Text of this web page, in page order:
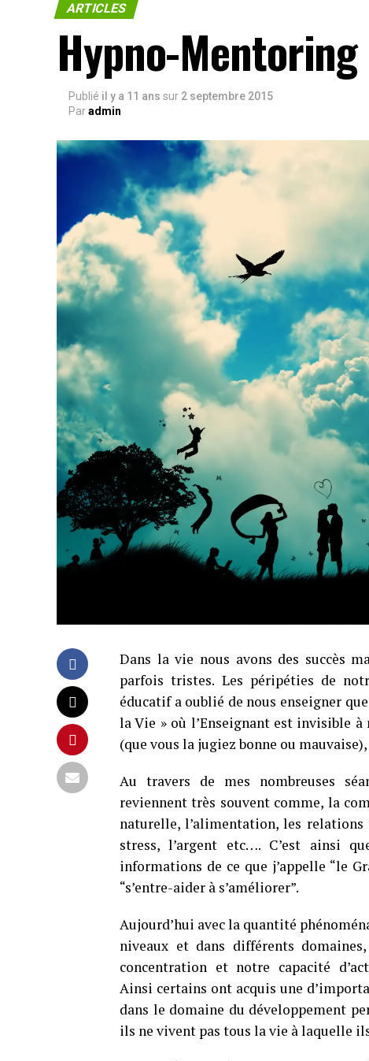
ARTICLES
Hypno-Mentoring
Publié il y a 11 ans sur 2 septembre 2015
Paradmin
Dans la vie nous avons des succès
parfois tristes. Les péripéties de
éducatif a oublié de nous enseigner
la Vie » où l’Enseignant est invisible à
(que vous la jugiez bonne ou
Au travers de mes nombreuses
reviennent très souvent comme, la
naturelle, l’alimentation, les
stress, l’argent etc…. C’est ainsi
informations de ce que j’appelle “le
“s’entre-aider à s’améliorer”.
Aujourd’hui avec la quantité
niveaux et dans différents
concentration et notre capacité
Ainsi certains ont acquis une
dans le domaine du développement
ils ne vivent pas tous la vie à laquelle